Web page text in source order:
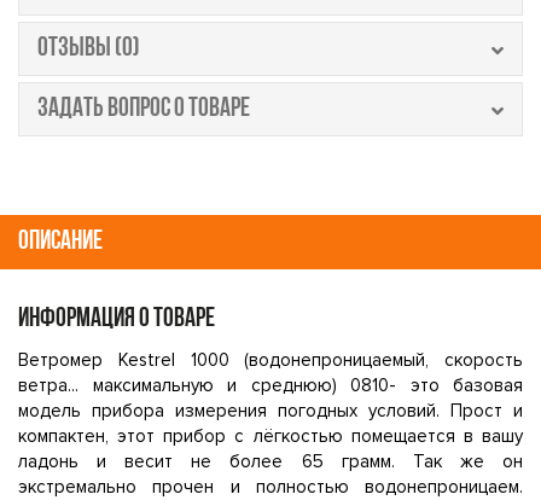
ОТЗЫВЫ (0)
ЗАДАТЬ ВОПРОС О ТОВАРЕ
ОПИСАНИЕ
ИНФОРМАЦИЯ О ТОВАРЕ
Ветромер Kestrel 1000 (водонепроницаемый, скорость
ветра... максимальную и среднюю) 0810- это базовая
модель прибора измерения погодных условий. Прост и
компактен, этот прибор с лёгкостью помещается в вашу
ладонь и весит не более 65 грамм. Так же он
экстремально прочен и полностью водонепроницаем.